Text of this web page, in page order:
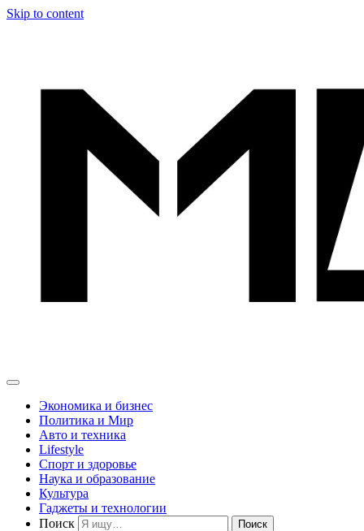
Skip to content
Экономика и бизнес
Политика и Мир
Авто и техника
Lifestyle
Спорт и здоровье
Наука и образование
Культура
Гаджеты и технологии
Поиск